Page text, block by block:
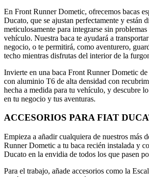
En Front Runner Dometic, ofrecemos bacas
Ducato, que se ajustan perfectamente y están
meticulosamente para integrarse sin
vehículo. Nuestra baca te ayudará a
negocio, o te permitirá, como aventurero,
techo mientras disfrutas del interior de la
Invierte en una baca Front Runner Dometic
con aluminio T6 de alta densidad con
hecha a medida para tu vehículo, y descubre
en tu negocio y tus aventuras.
ACCESORIOS PARA FIAT
Empieza a añadir cualquiera de nuestros más
Runner Dometic a tu baca recién instalada y
Ducato en la envidia de todos los que pasen
Para el trabajo, añade accesorios como la